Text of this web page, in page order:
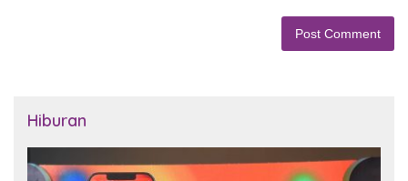
Hiburan